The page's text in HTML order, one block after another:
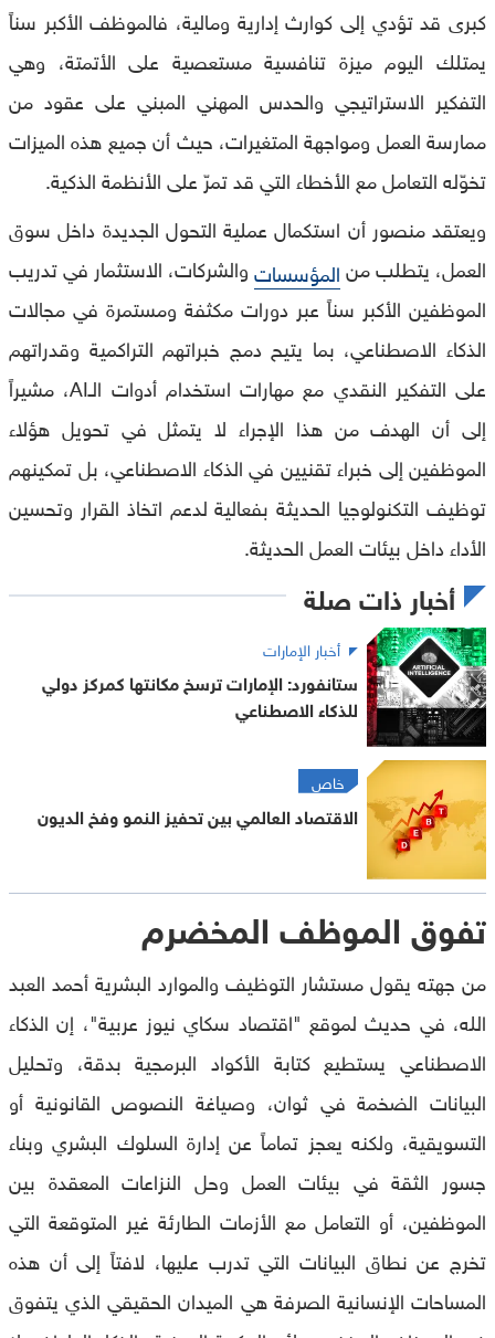
كبرى قد تؤدي إلى كوارث إدارية ومالية، فالموظف الأكبر سناً
يمتلك اليوم ميزة تنافسية مستعصية على الأتمتة، وهي
التفكير الاستراتيجي والحدس المهني المبني على عقود من
ممارسة العمل ومواجهة المتغيرات، حيث أن جميع هذه الميزات
تخوّله التعامل مع الأخطاء التي قد تمرّ على الأنظمة الذكية.
ويعتقد منصور أن استكمال عملية التحول الجديدة داخل سوق
العمل، يتطلب منالمؤسساتوالشركات، الاستثمار في تدريب
الموظفين الأكبر سناً عبر دورات مكثفة ومستمرة في مجالات
الذكاء الاصطناعي، بما يتيح دمج خبراتهم التراكمية وقدراتهم
على التفكير النقدي مع مهارات استخدام أدوات الـAI، مشيراً
إلى أن الهدف من هذا الإجراء لا يتمثل في تحويل هؤلاء
الموظفين إلى خبراء تقنيين في الذكاء الاصطناعي، بل تمكينهم
توظيف التكنولوجيا الحديثة بفعالية لدعم اتخاذ القرار وتحسين
الأداء داخل بيئات العمل الحديثة.
أخبار ذات صلة
أخبار الإمارات
ستانفورد: الإمارات ترسخ مكانتها كمركز دولي
للذكاء الاصطناعي
خاص
الاقتصاد العالمي بين تحفيز النمو وفخ الديون
تفوق الموظف المخضرم
من جهته يقول مستشار التوظيف والموارد البشرية أحمد العبد
الله، في حديث لموقع "اقتصاد سكاي نيوز عربية"، إن الذكاء
الاصطناعي يستطيع كتابة الأكواد البرمجية بدقة، وتحليل
البيانات الضخمة في ثوان، وصياغة النصوص القانونية أو
التسويقية، ولكنه يعجز تماماً عن إدارة السلوك البشري وبناء
جسور الثقة في بيئات العمل وحل النزاعات المعقدة بين
الموظفين، أو التعامل مع الأزمات الطارئة غير المتوقعة التي
تخرج عن نطاق البيانات التي تدرب عليها، لافتاً إلى أن هذه
المساحات الإنسانية الصرفة هي الميدان الحقيقي الذي يتفوق